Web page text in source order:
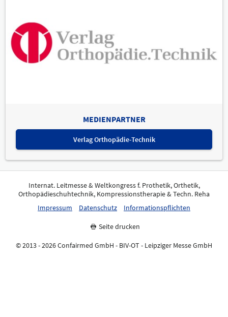
MEDIENPARTNER
Verlag Orthopädie-Technik
Internat. Leitmesse & Weltkongress f. Prothetik, Orthetik,
Orthopädieschuhtechnik, Kompressionstherapie & Techn. Reha
Impressum
Datenschutz Informationspflichten
Seite drucken
© 2013 - 2026 Confairmed GmbH - BIV-OT - Leipziger Messe GmbH